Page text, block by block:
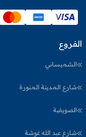
الفروع
الشميساني
شارع المدينة المنورة
الصويفية
شارع عبد الله غوشة